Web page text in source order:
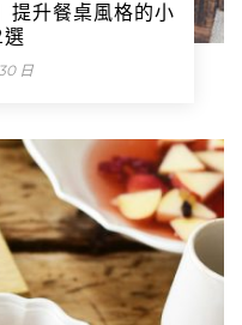
提升餐桌風格的小
選
日